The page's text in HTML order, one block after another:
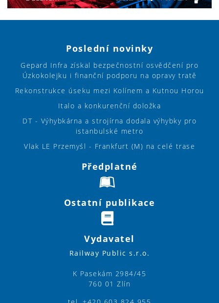
Poslední novinky
Gepard Infra získal bezpečnostní osvědčení pro
Úzkokolejku i finanční podporu na opravy tratě
Rekonstrukce úseku mezi Kolínem a Kutnou Horou
Italo a konkurenční doložka
DT - Výhybkárna a strojírna dodala výhybky pro
istanbulské metro
Vlak LE Przemyśl - Frankfurt (M) na celé trase
Předplatné
Ostatní publikace
Vydavatel
Railway Public s.r.o.
K Pasekám 2984/45
760 01 Zlín